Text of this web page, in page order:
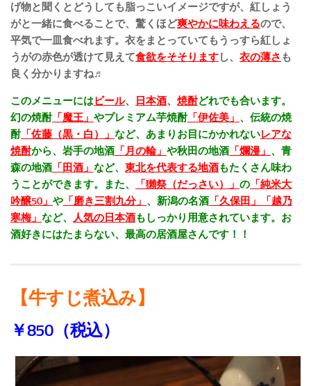
げ物と聞くとどうしても脂っこいイメージですが、紅しょう
がと一緒に食べることで、驚くほど爽やかに味わえるので、
平気で一皿食べれます。衣をまとっていてもうっすら紅しょ
うがの赤色が透けて見えて食欲をそそりますし、 衣の薄さ も
良く分かりますね♬
このメニューにはビール、 日本酒、 焼酎どれでも合います。
幻の焼酎「魔王」 やプレミアム芋焼酎「伊佐美」 、伝統の焼
酎「佐藤（黒・白）」 など、あまりお目にかかれないレアな
焼酎から、岩手の地酒 「月の輪」 や秋田の地酒 「爛漫」 、青
森の地酒 「田酒」 など、 東北を代表する地酒もたくさん味わ
うことができます。また、
「獺祭（だっさい）」 の 「純米大
吟醸50」 や 「磨き三割九分」 、新潟の名酒 「久保田」
「越乃
寒梅」 など、 人気の日本酒もしっかり用意されています。お
酒好きにはたまらない、最高の居酒屋さんです！！
【牛すじ煮込み】
￥850（税込）